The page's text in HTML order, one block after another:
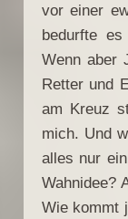
vor einer
bedurfte
Wenn aber
Retter und
am Kreuz
mich. Und
alles nur
Wahnidee?
Wie kommt